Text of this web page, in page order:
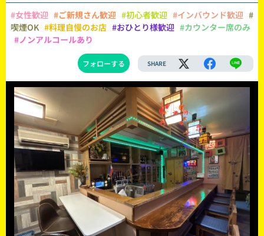
#女性歓迎 #ご新規さん歓迎 #初心者歓迎 #インバウンド歓迎 #
喫煙OK #料理自慢のお店 #おひとり様歓迎 #カウンター席のみ
#ノンアルコールあり
フォローする SHARE